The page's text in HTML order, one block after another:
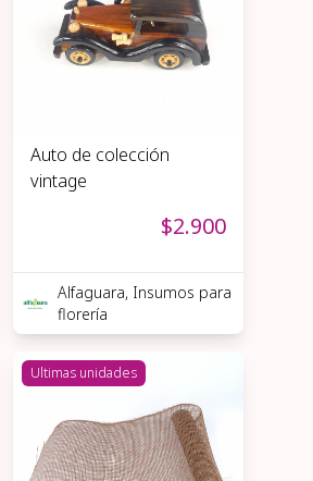
Auto de colección
vintage
$2.900
Alfaguara, Insumos para
florería
Ultimas unidades